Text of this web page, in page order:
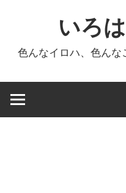
ツ
ス
いろ
色んなイロハ、色んな